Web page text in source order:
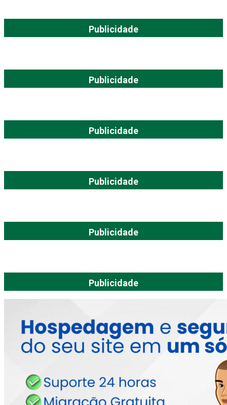
Publicidade
Publicidade
Publicidade
Publicidade
Publicidade
Publicidade